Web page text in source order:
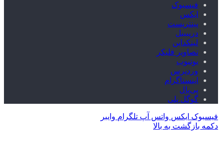
فیسبوک
ایکس
پینتریست
دریبببل
لینکداین
تصاویر فلیکر
یوتیوب
وردپرس
اینستاگرام
پی‌پال
گوگل پلی
فیسبوک ایکس واتس آپ تلگرام وایبر
دکمه بازگشت به بالا